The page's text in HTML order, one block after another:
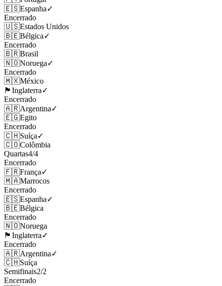
🇪🇸Espanha✓
Encerrado
🇺🇸Estados Unidos
🇧🇪Bélgica✓
Encerrado
🇧🇷Brasil
🇳🇴Noruega✓
Encerrado
🇲🇽México
🏴󠁧󠁢󠁥󠁮󠁧󠁿 Inglaterra✓
Encerrado
🇦🇷Argentina✓
🇪🇬Egito
Encerrado
🇨🇭Suíça✓
🇨🇴Colômbia
Quartas4/4
Encerrado
🇫🇷França✓
🇲🇦Marrocos
Encerrado
🇪🇸Espanha✓
🇧🇪Bélgica
Encerrado
🇳🇴Noruega
🏴󠁧󠁢󠁥󠁮󠁧󠁿 Inglaterra✓
Encerrado
🇦🇷Argentina✓
🇨🇭Suíça
Semifinais2/2
Encerrado